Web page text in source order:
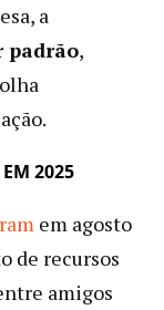
a
padrão,
EM 2025
em agosto
de recursos
amigos